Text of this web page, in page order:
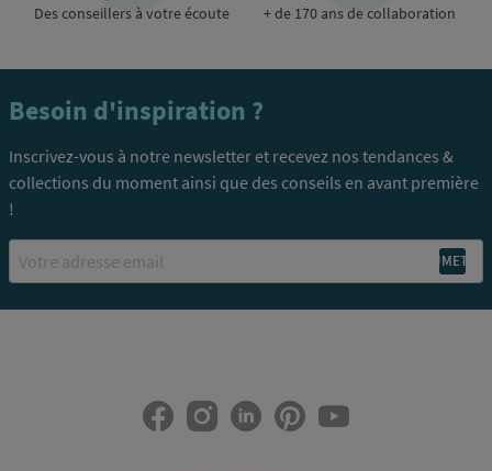
Des conseillers à votre écoute + de 170 ans de collaboration
Besoin d'inspiration ?
Inscrivez-vous à notre newsletter et recevez nos tendances &
collections du moment ainsi que des conseils en avant première
!
Email